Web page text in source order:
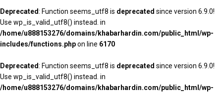
Deprecated: Function seems_utf8 is deprecated since version 6.9.0!
Use wp_is_valid_utf8() instead. in
/home/u888153276/domains/khabarhardin.com/public_html/wp-
includes/functions.phpon line 6170
Deprecated: Function seems_utf8 is deprecated since version 6.9.0!
Use wp_is_valid_utf8() instead. in
/home/u888153276/domains/khabarhardin.com/public_html/wp-